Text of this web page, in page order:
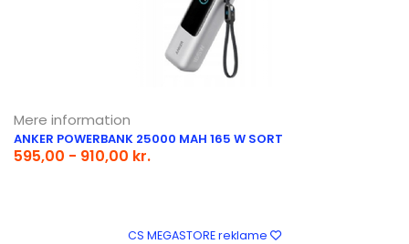
Mere information
ANKER POWERBANK 25000 MAH 165 W SORT
595,00 - 910,00 kr.
CS MEGASTORE reklame